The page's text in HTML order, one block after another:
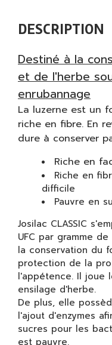
DESCRIPTION
Destiné à la
et de l'herbe
enrubannage
La luzerne est un
riche en fibre. En
dure à conserver
Riche en
Riche en
difficile
Pauvre en
Josilac CLASSIC
UFC par gramme
la conservation du
protection de la
l'appétence. Il joue
ensilage d'herbe.
De plus, elle
l'ajout d'enzymes
sucres pour les
est pauvre.